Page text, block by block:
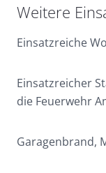
Weitere
Einsatzreiche
Einsatzreicher
die Feuerwehr
Garagenbrand,